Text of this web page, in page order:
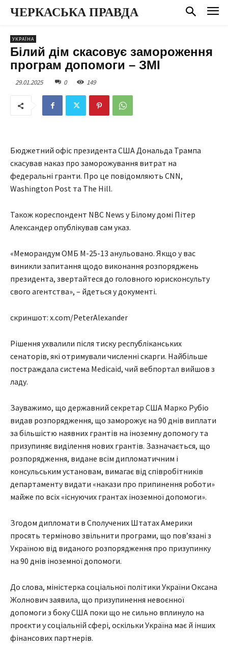
ЧЕРКАСЬКА ПРАВДА
УКРАЇНА
Білий дім скасовує замороження
програм допомоги – ЗМІ
29.01.2025 0 149
Бюджетний офіс президента США Дональда Трампа
скасував наказ про заморожування витрат на
федеральні гранти. Про це повідомляють CNN,
Washington Post та The Hill.
Також кореспондент NBC News у Білому домі Пітер
Александер опублікував сам указ.
«Меморандум ОМБ М-25-13 анульовано. Якщо у вас
виникли запитання щодо виконання розпоряджень
президента, звертайтеся до головного юрисконсульту
свого агентства», – йдеться у документі.
скриншот: x.com/PeterAlexander
Рішення ухвалили після тиску республіканських
сенаторів, які отримували численні скарги. Найбільше
постраждала система Medicaid, чий вебпортал вийшов з
ладу.
Зауважимо, що державний секретар США Марко Рубіо
видав розпорядження, що заморожує на 90 днів виплати
за більшістю наявних грантів на іноземну допомогу та
призупиняє виділення нових грантів. Зазначається, що
розпорядження, видане всім дипломатичним і
консульським установам, вимагає від співробітників
департаменту видати «накази про припинення роботи»
майже по всіх «існуючих грантах іноземної допомоги».
Згодом дипломати в Сполучених Штатах Америки
просять терміново звільнити програми, що пов’язані з
Україною від виданого розпорядження про призупинку
на 90 днів іноземної допомоги.
До слова, міністерка соціальної політики України Оксана
Жолнович заявила, що призупинення невоєнної
допомоги з боку США поки що не сильно вплинуло на
проєкти у соціальній сфері, оскільки Україна має й інших
фінансових партнерів.